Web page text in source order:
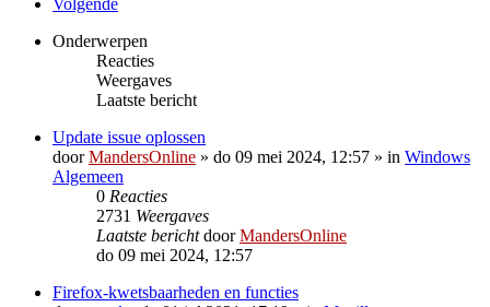
Onderwerpen
Reacties
Weergaves
Laatste bericht
Update issue oplossen
doorMandersOnline » do 09 mei 2024, 12:57 » in Windows
Algemeen
0 Reacties
2731 Weergaves
Laatste berichtdoorMandersOnline
do 09 mei 2024, 12:57
Firefox-kwetsbaarheden en functies